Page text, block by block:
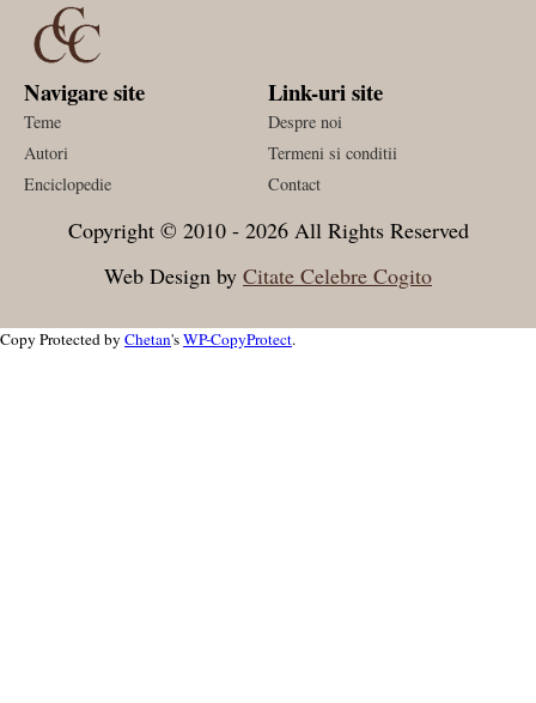
Navigare site
Teme
Autori
Enciclopedie
Link-uri site
Despre noi
Termeni si conditii
Contact
Copyright © 2010 - 2026 All Rights Reserved
Web Design by Citate Celebre Cogito
Copy Protected by Chetan'sWP-CopyProtect.